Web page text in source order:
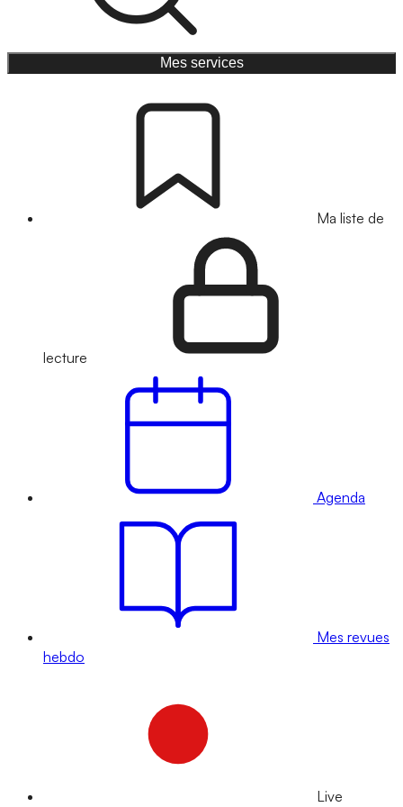
Mes services
Ma liste de
lecture
Agenda
Mes revues
hebdo
Live